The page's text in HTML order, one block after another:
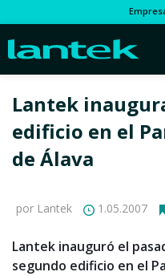
Lantek
edificio en el
de Álava
por Lantek 1.05.2007
Lantek inauguró el
segundo edificio en el